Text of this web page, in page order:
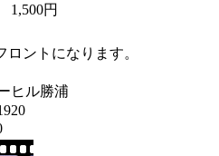
1,500円
ントになります。
ヒル勝浦